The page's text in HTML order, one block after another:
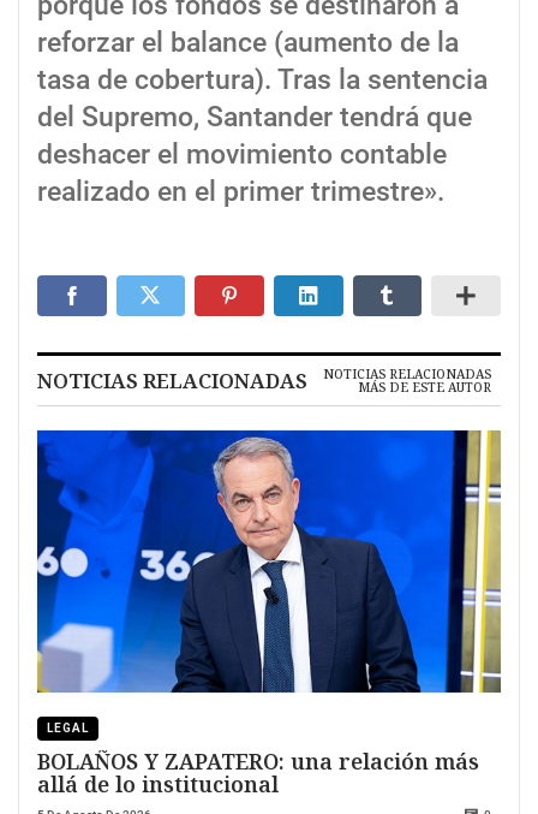
reforzar el balance (aumento de la
tasa de cobertura). Tras la sentencia
del Supremo, Santander tendrá que
deshacer el movimiento contable
realizado en el primer trimestre».
NOTICIAS RELACIONADAS NOTICIAS RELACIONADAS
MÁS DE ESTE AUTOR
LEGAL
BOLAÑOS Y ZAPATERO: una relación más
allá de lo institucional